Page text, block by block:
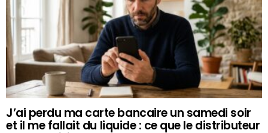
J’ai perdu ma carte bancaire un samedi soir
et il me fallait du liquide : ce que le distributeur